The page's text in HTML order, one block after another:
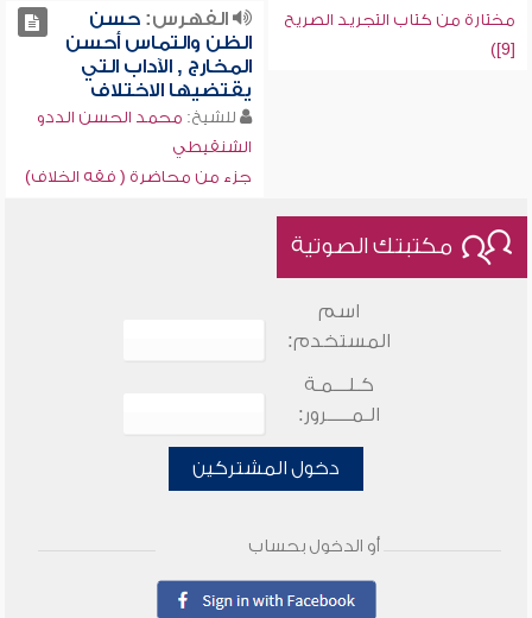
مختارة من كتاب التجريد الصريح
[9])
الفهرس:حسن
الظن والتماس أحسن
المخارج , الآداب التي
يقتضيها الاختلاف
للشيخ: محمد الحسن الددو
الشنقيطي
جزء من محاضرة ( فقه الخلاف)
مكتبتك الصوتية
اسم
المستخدم:
كـلـــمـة
الـمـــــرور:
دخول المشتركين
أو الدخول بحساب